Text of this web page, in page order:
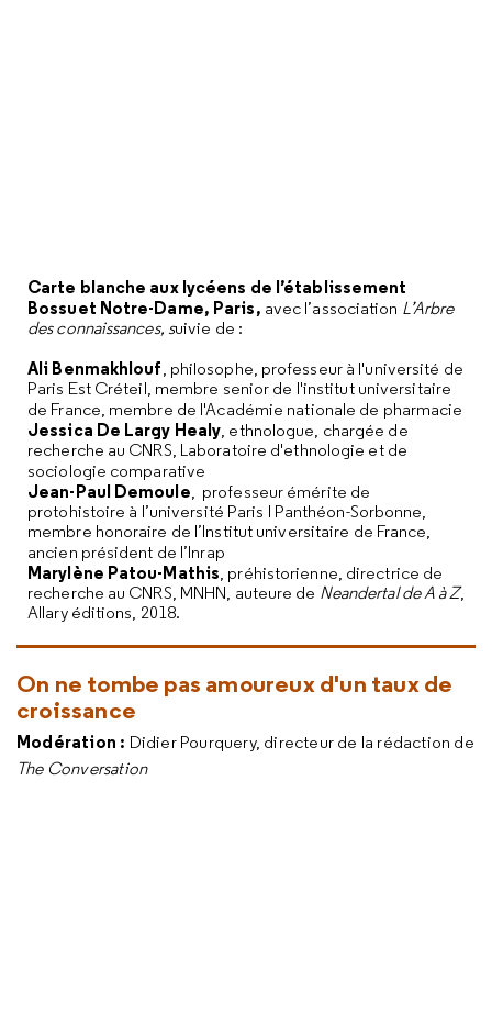
Carte blanche aux lycéens de l’établissement
Bossuet Notre-Dame, Paris, avec l’association L’Arbre
des connaissances, suivie de :
Ali Benmakhlouf, philosophe, professeur à l'université de
Paris Est Créteil, membre senior de l'institut universitaire
de France, membre de l'Académie nationale de pharmacie
Jessica De Largy Healy, ethnologue, chargée de
recherche au CNRS, Laboratoire d'ethnologie et de
sociologie comparative
Jean-Paul Demoule, professeur émérite de
protohistoire à l’université Paris I Panthéon-Sorbonne,
membre honoraire de l’Institut universitaire de France,
ancien président de l’Inrap
Marylène Patou-Mathis, préhistorienne, directrice de
recherche au CNRS, MNHN, auteure de Neandertal de A à Z,
Allary éditions, 2018.
On ne tombe pas amoureux d'un taux de
croissance
Modération : Didier Pourquery, directeur de la rédaction de
The Conversation